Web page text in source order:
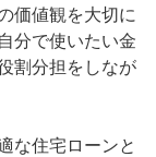
価値観を大切に
分で使いたい金
割分担をしなが
な住宅ローンと